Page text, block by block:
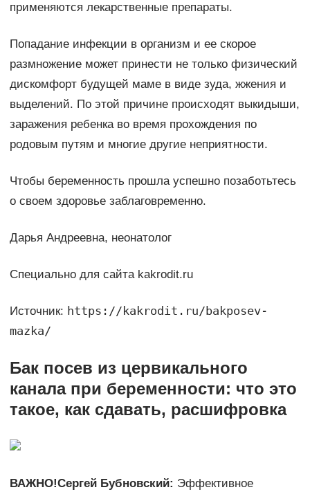
применяются лекарственные препараты.
Попадание инфекции в организм и ее скорое
размножение может принести не только физический
дискомфорт будущей маме в виде зуда, жжения и
выделений. По этой причине происходят выкидыши,
заражения ребенка во время прохождения по
родовым путям и многие другие неприятности.
Чтобы беременность прошла успешно позаботьтесь
о своем здоровье заблаговременно.
Дарья Андреевна, неонатолог
Специально для сайта kakrodit.ru
Источник: https://kakrodit.ru/bakposev-
mazka/
Бак посев из цервикального
канала при беременности: что это
такое, как сдавать, расшифровка
ВАЖНО!Сергей Бубновский: Эффективное